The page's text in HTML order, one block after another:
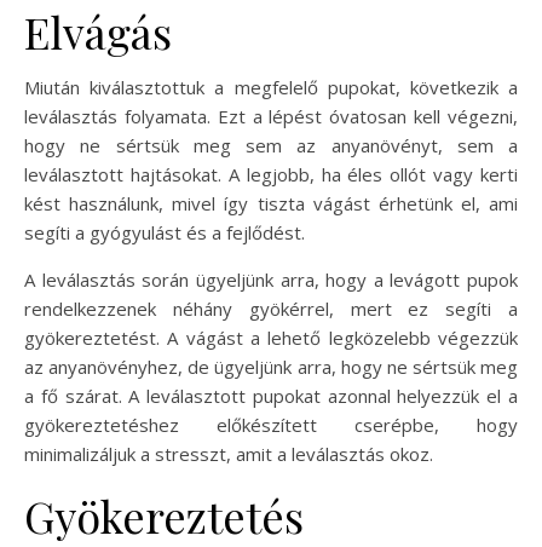
Elvágás
Miután kiválasztottuk a megfelelő pupokat, következik a
leválasztás folyamata. Ezt a lépést óvatosan kell végezni,
hogy ne sértsük meg sem az anyanövényt, sem a
leválasztott hajtásokat. A legjobb, ha éles ollót vagy kerti
kést használunk, mivel így tiszta vágást érhetünk el, ami
segíti a gyógyulást és a fejlődést.
A leválasztás során ügyeljünk arra, hogy a levágott pupok
rendelkezzenek néhány gyökérrel, mert ez segíti a
gyökereztetést. A vágást a lehető legközelebb végezzük
az anyanövényhez, de ügyeljünk arra, hogy ne sértsük meg
a fő szárat. A leválasztott pupokat azonnal helyezzük el a
gyökereztetéshez előkészített cserépbe, hogy
minimalizáljuk a stresszt, amit a leválasztás okoz.
Gyökereztetés